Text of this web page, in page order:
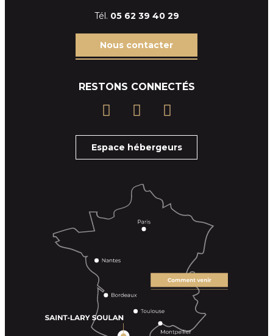
Tél. 05 62 39 40 29
Nous contacter
RESTONS CONNECTÉS
Espace hébergeurs